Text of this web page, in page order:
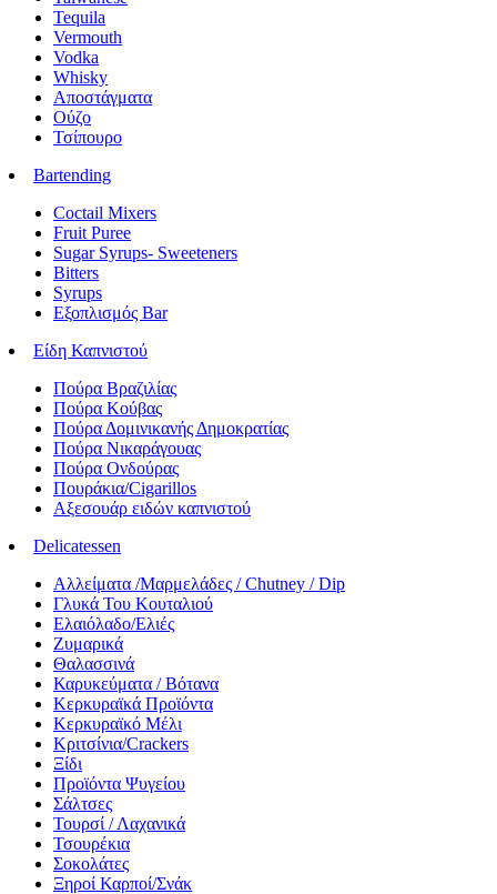
Tequila
Vermouth
Vodka
Whisky
Αποστάγματα
Ούζο
Τσίπουρο
Bartending
Coctail Mixers
Fruit Puree
Sugar Syrups- Sweeteners
Bitters
Syrups
Εξοπλισμός Bar
Είδη Καπνιστού
Πούρα Βραζιλίας
Πούρα Κούβας
Πούρα Δομινικανής Δημοκρατίας
Πούρα Νικαράγουας
Πούρα Ονδούρας
Πουράκια/Cigarillos
Αξεσουάρ ειδών καπνιστού
Delicatessen
Αλλείματα /Μαρμελάδες / Chutney / Dip
Γλυκά Του Κουταλιού
Ελαιόλαδο/Ελιές
Ζυμαρικά
Θαλασσινά
Καρυκεύματα / Βότανα
Κερκυραϊκά Προϊόντα
Κερκυραϊκό Μέλι
Κριτσίνια/Crackers
Ξίδι
Προϊόντα Ψυγείου
Σάλτσες
Τουρσί / Λαχανικά
Τσουρέκια
Σοκολάτες
Ξηροί Καρποί/Σνάκ